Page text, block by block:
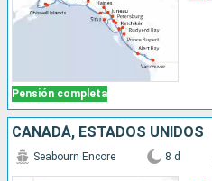
Pensión completa
CANADÁ, ESTADOS UNIDOS
Seabourn Encore 8 d